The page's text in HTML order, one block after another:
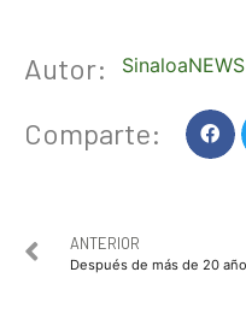
Autor: SinaloaNEWS
Comparte:
ANTERIOR